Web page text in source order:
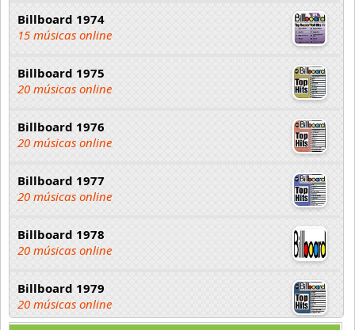
Billboard 1974
15 músicas online
Billboard 1975
20 músicas online
Billboard 1976
20 músicas online
Billboard 1977
20 músicas online
Billboard 1978
20 músicas online
Billboard 1979
20 músicas online